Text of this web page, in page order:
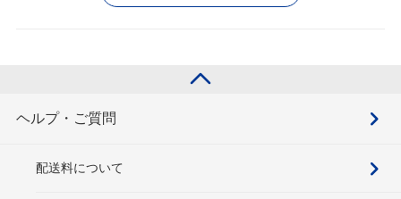
ヘルプ・ご質問
配送料について